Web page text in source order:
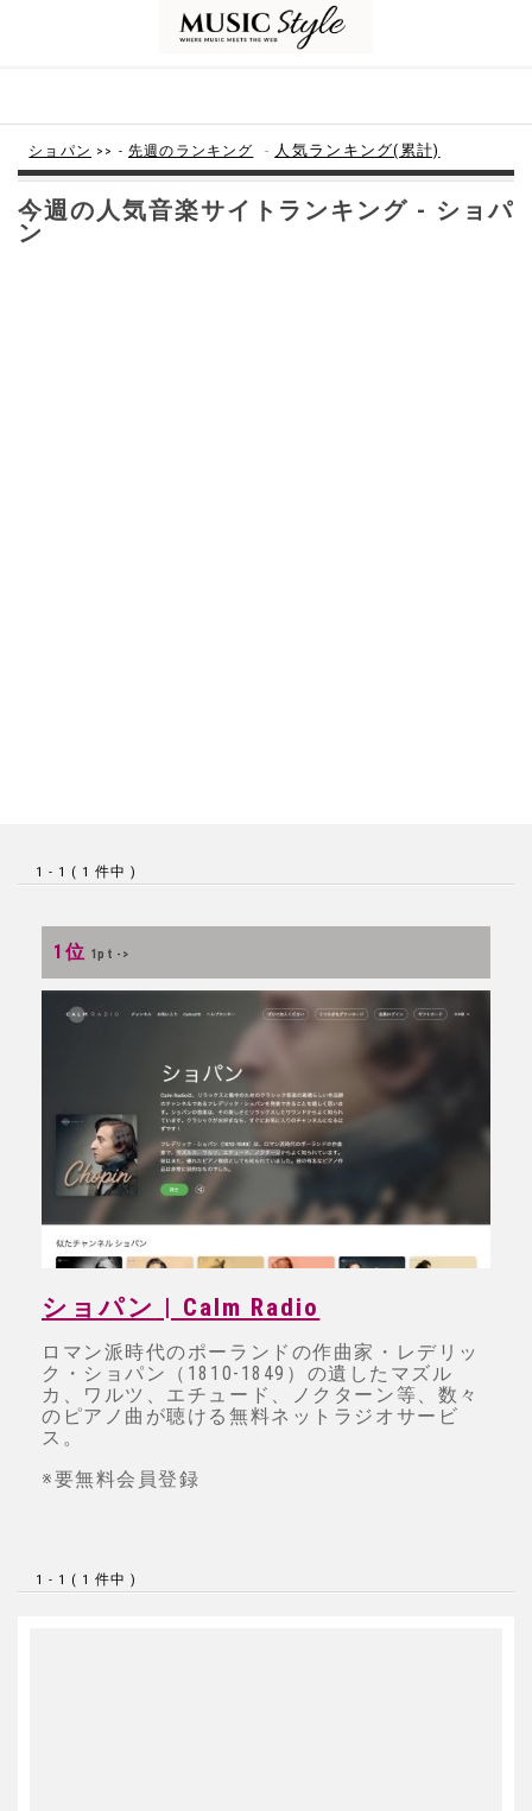
ショパン >> -先週のランキング - 人気ランキング(累計)
今週の人気音楽サイトランキング - ショパ
ン
1 - 1 ( 1 件中 )
1位 1pt ->
ショパン | Calm Radio
ロマン派時代のポーランドの作曲家・レデリッ
ク・ショパン（1810-1849）の遺したマズル
カ、ワルツ、エチュード、ノクターン等、数々
のピアノ曲が聴ける無料ネットラジオサービ
ス。
※要無料会員登録
1 - 1 ( 1 件中 )